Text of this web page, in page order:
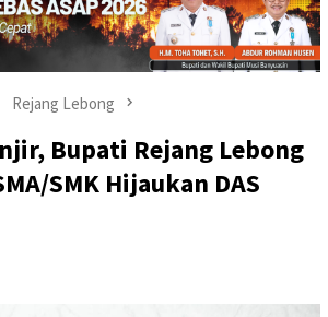
Rejang Lebong
Bupati Rejang Lebong
SMK Hijaukan DAS